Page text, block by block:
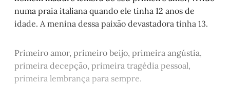
numa praia italiana quando ele tinha 12 anos de
idade. A menina dessa paixão devastadora tinha 13.
Primeiro amor, primeiro beijo, primeira angústia,
primeira decepção, primeira tragédia pessoal,
primeira lembrança para sempre.